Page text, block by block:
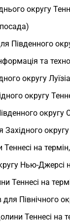
округу
Південного
та
округу
округу
округу
на
Нью-Джерсі
Теннесі на
Північного
Теннесі на